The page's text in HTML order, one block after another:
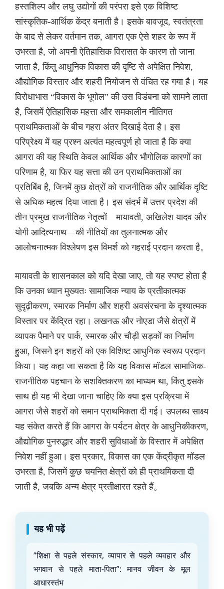
हस्तशिल्प और लघु उद्योगों की परंपरा इसे एक विशिष्ट
सांस्कृतिक-आर्थिक केंद्र बनाती है। इसके बावजूद, स्वतंत्रता
के बाद से लेकर वर्तमान तक, आगरा एक ऐसे शहर के रूप में
उभरता है, जो अपनी ऐतिहासिक विरासत के कारण तो जाना
जाता है, किंतु आधुनिक विकास की दृष्टि से अपेक्षित निवेश,
औद्योगिक विस्तार और शहरी नियोजन से वंचित रह गया है। यह
विरोधाभास “विकास के भूगोल” की उस विडंबना को सामने लाता
है, जिसमें ऐतिहासिक महत्ता और समकालीन नीतिगत
प्राथमिकताओं के बीच गहरा अंतर दिखाई देता है। इस
परिप्रेक्ष्य में यह प्रश्न अत्यंत महत्वपूर्ण हो जाता है कि क्या
आगरा की यह स्थिति केवल आर्थिक और भौगोलिक कारणों का
परिणाम है, या फिर यह सत्ता की उन प्राथमिकताओं का
प्रतिबिंब है, जिनमें कुछ क्षेत्रों को राजनीतिक और आर्थिक दृष्टि
से अधिक महत्व दिया जाता है। इस संदर्भ में उत्तर प्रदेश की
तीन प्रमुख राजनीतिक नेतृत्वों—मायावती, अखिलेश यादव और
योगी आदित्यनाथ—की नीतियों का तुलनात्मक और
आलोचनात्मक विश्लेषण इस विमर्श को गहराई प्रदान करता है。
मायावती के शासनकाल को यदि देखा जाए, तो यह स्पष्ट होता है
कि उनका ध्यान मुख्यतः सामाजिक न्याय के प्रतीकात्मक
सुदृढ़ीकरण, स्मारक निर्माण और शहरी अवसंरचना के दृश्यात्मक
विस्तार पर केंद्रित रहा। लखनऊ और नोएडा जैसे क्षेत्रों में
व्यापक पैमाने पर पार्क, स्मारक और चौड़ी सड़कों का निर्माण
हुआ, जिसने इन शहरों को एक विशिष्ट आधुनिक स्वरूप प्रदान
किया। यह कहा जा सकता है कि यह विकास मॉडल सामाजिक-
राजनीतिक पहचान के सशक्तिकरण का माध्यम था, किंतु इसके
साथ ही यह भी देखा जाना चाहिए कि क्या इस प्रक्रिया में
आगरा जैसे शहरों को समान प्राथमिकता दी गई। उपलब्ध साक्ष्य
यह संकेत करते हैं कि आगरा के पर्यटन क्षेत्र के आधुनिकीकरण,
औद्योगिक पुनरुद्धार और शहरी सुविधाओं के विस्तार में अपेक्षित
निवेश नहीं हुआ। इस प्रकार, विकास का एक केंद्रीकृत मॉडल
उभरता है, जिसमें कुछ चयनित क्षेत्रों को ही प्राथमिकता दी
जाती है, जबकि अन्य क्षेत्र प्रतीक्षारत रहते हैं。
यह भी पढ़ें
“शिक्षा से पहले संस्कार, व्यापार से पहले व्यवहार और
भगवान से पहले माता-पिता”: मानव जीवन के मूल
आधारस्तंभ